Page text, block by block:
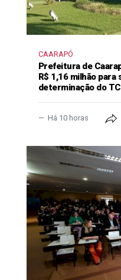
CAARAPÓ
Prefeitura de
R$ 1,16 milhão
determinação do
Há 10 horas